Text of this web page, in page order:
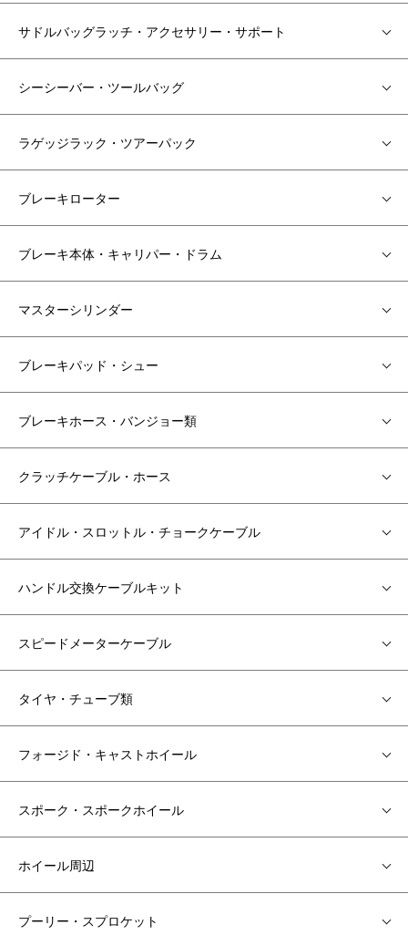
サドルバッグラッチ・アクセサリー・サポート
シーシーバー・ツールバッグ
ラゲッジラック・ツアーパック
ブレーキローター
ブレーキ本体・キャリパー・ドラム
マスターシリンダー
ブレーキパッド・シュー
ブレーキホース・バンジョー類
クラッチケーブル・ホース
アイドル・スロットル・チョークケーブル
ハンドル交換ケーブルキット
スピードメーターケーブル
タイヤ・チューブ類
フォージド・キャストホイール
スポーク・スポークホイール
ホイール周辺
プーリー・スプロケット